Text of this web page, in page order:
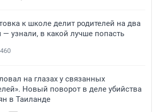
к школе делит родителей на два
— узнали, в какой лучше попасть
на глазах у связанных
Новый поворот в деле убийства
в Таиланде